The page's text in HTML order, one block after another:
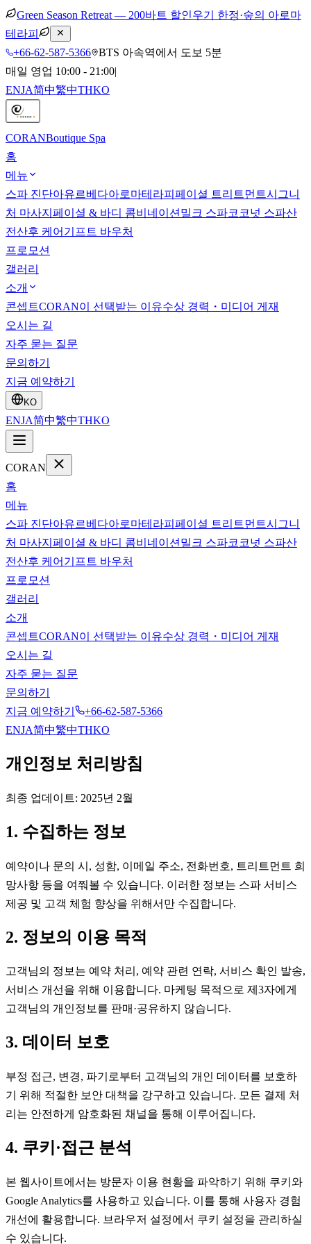
Green Season Retreat — 200바트 할인우기 한정·숲의 아로마
테라피
+66-62-587-5366
BTS 아속역에서 도보 5분
매일 영업 10:00 - 21:00|
ENJA简中繁中THKO
CORANBoutique Spa
홈
메뉴
스파 진단아유르베다아로마테라피 페이셜 트리트먼트시그니
처 마사지 페이셜 & 바디 콤비네이션 밀크 스파코코넛 스파산
전산후 케어 기프트 바우처
프로모션
갤러리
소개
콘셉트CORAN이 선택받는 이유수상 경력・미디어 게재
오시는 길
자주 묻는 질문
문의하기
지금 예약하기
KO
ENJA简中繁中THKO
CORAN
홈
메뉴
스파 진단아유르베다아로마테라피 페이셜 트리트먼트시그니
처 마사지 페이셜 & 바디 콤비네이션 밀크 스파코코넛 스파산
전산후 케어 기프트 바우처
프로모션
갤러리
소개
콘셉트CORAN이 선택받는 이유수상 경력・미디어 게재
오시는 길
자주 묻는 질문
문의하기
지금 예약하기
+66-62-587-5366
ENJA简中繁中THKO
개인정보 처리방침
최종 업데이트: 2025년 2월
1. 수집하는 정보
예약이나 문의 시, 성함, 이메일 주소, 전화번호, 트리트먼트 희
망사항 등을 여쭤볼 수 있습니다. 이러한 정보는 스파 서비스
제공 및 고객 체험 향상을 위해서만 수집합니다.
2. 정보의 이용 목적
고객님의 정보는 예약 처리, 예약 관련 연락, 서비스 확인 발송,
서비스 개선을 위해 이용합니다. 마케팅 목적으로 제3자에게
고객님의 개인정보를 판매·공유하지 않습니다.
3. 데이터 보호
부정 접근, 변경, 파기로부터 고객님의 개인 데이터를 보호하
기 위해 적절한 보안 대책을 강구하고 있습니다. 모든 결제 처
리는 안전하게 암호화된 채널을 통해 이루어집니다.
4. 쿠키·접근 분석
본 웹사이트에서는 방문자 이용 현황을 파악하기 위해 쿠키와
Google Analytics를 사용하고 있습니다. 이를 통해 사용자 경험
개선에 활용합니다. 브라우저 설정에서 쿠키 설정을 관리하실
수 있습니다.